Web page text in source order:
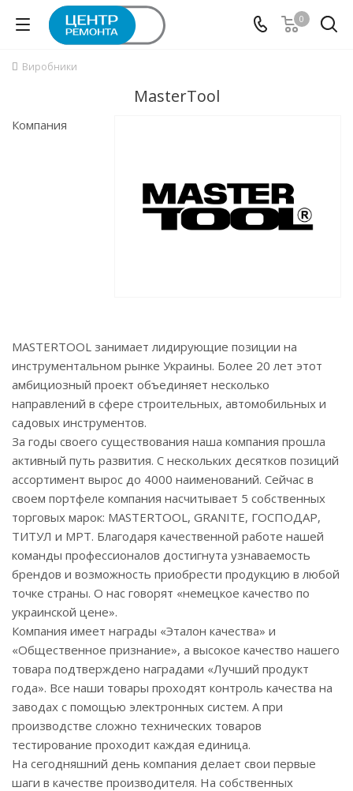
0
Виробники
MasterTool
Компания
MASTERTOOL занимает лидирующие позиции на
инструментальном рынке Украины. Более 20 лет этот
амбициозный проект объединяет несколько
направлений в сфере строительных, автомобильных и
садовых инструментов.
За годы своего существования наша компания прошла
активный путь развития. С нескольких десятков позиций
ассортимент вырос до 4000 наименований. Сейчас в
своем портфеле компания насчитывает 5 собственных
торговых марок: MASTERTOOL, GRANITE, ГОСПОДАР,
ТИТУЛ и MPT. Благодаря качественной работе нашей
команды профессионалов достигнута узнаваемость
брендов и возможность приобрести продукцию в любой
точке страны. О нас говорят «немецкое качество по
украинской цене».
Компания имеет награды «Эталон качества» и
«Общественное признание», а высокое качество нашего
товара подтверждено наградами «Лучший продукт
года». Все наши товары проходят контроль качества на
заводах с помощью электронных систем. А при
производстве сложно технических товаров
тестирование проходит каждая единица.
На сегодняшний день компания делает свои первые
шаги в качестве производителя. На собственных